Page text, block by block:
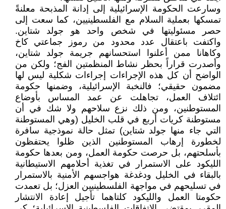
وسارعت الحكومة الإسرائيلية إلى إدانة المذبحة معلنةً
تمسكها بعملية السلام مع الفلسطينيين، كما سعت إلى
حصر مسئوليتها في شخص واحد هو جولد شتاين.
واكتفت باعتقال عدد محدود من رموز جماعتي كاخ
وكاهانا ممن أعلنوا استحسانهم جريمة جولد شتاين،
وأصدرت قراراً بحظر نشاط المنظمتين الفج؛ ولكن من
الواضح أن كل هذه الإجراءات إجراءات شكلية ليس لها
مضمون حقيقي؛ فالنخبة الإسرائيلية، وضمنها حكومة
ائتلاف العمل، تجاهلت عن عمد المساس بأوضاع
المستوطنين، ومن ذلك نزع سلاحهم ولا شك في أن
مستوطنة كريات أربع في قلب الخليل (وهي المستوطنة
التي جاء منها جولد شتاين) تمثل حالة نموذجية سافرة
لخطورة إرهاب المستوطنين الذين ظلوا يحتفظون
بأسلحتهم، بل حرصت حكومة العمل، ومن بعدها حكومة
الليكود على الاستمرار في تغذية أحلامهم الاستيطانية
بالبقاء في الخليل ودغدغة هواجسهم الأمنية بالاستمرار
في تسليحهم في مواجهة الفلسطينيين العزل؛ بل تعمدت
حكومتا العمل والليكود كلتاهما تأجيل إعادة الانتشار